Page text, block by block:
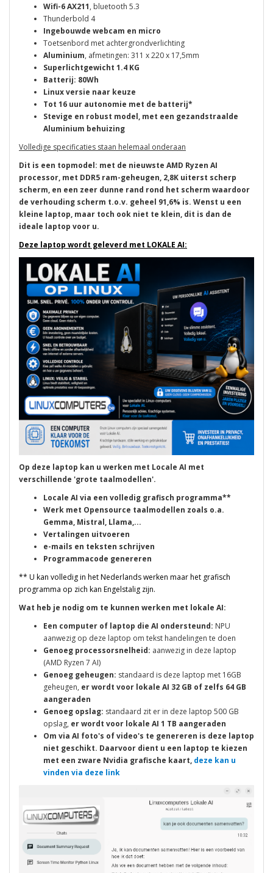
Wifi-6 AX211, bluetooth 5.3
Thunderbold 4
Ingebouwde webcam en micro
Toetsenbord met achtergrondverlichting
Aluminium, afmetingen: 311 x 220 x 17,5mm
Superlichtgewicht 1.4 KG
Batterij: 80Wh
Linux versie naar keuze
Tot 16 uur autonomie met de batterij*
Stevige en robust model, met een gezandstraalde
Aluminium behuizing
Volledige specificaties staan helemaal onderaan
Dit is een topmodel: met de nieuwste AMD Ryzen AI
processor, met DDR5 ram-geheugen, 2,8K uiterst scherp
scherm, en een zeer dunne rand rond het scherm waardoor
de verhouding scherm t.o.v. geheel 91,6% is. Wenst u een
kleine laptop, maar toch ook niet te klein, dit is dan de
ideale laptop voor u.
Deze laptop wordt geleverd met LOKALE AI:
Op deze laptop kan u werken met Locale AI met
verschillende 'grote taalmodellen'.
Locale AI via een volledig grafisch programma**
Werk met Opensource taalmodellen zoals o.a.
Gemma, Mistral, Llama,...
Vertalingen uitvoeren
e-mails en teksten schrijven
Programmacode genereren
** U kan volledig in het Nederlands werken maar het grafisch
programma op zich kan Engelstalig zijn.
Wat heb je nodig om te kunnen werken met lokale AI:
Een computer of laptop die AI ondersteund: NPU
aanwezig op deze laptop om tekst handelingen te doen
Genoeg processorsnelheid: aanwezig in deze laptop
(AMD Ryzen 7 AI)
Genoeg geheugen: standaard is deze laptop met 16GB
geheugen, er wordt voor lokale AI 32 GB of zelfs 64 GB
aangeraden
Genoeg opslag: standaard zit er in deze laptop 500 GB
opslag, er wordt voor lokale AI 1 TB aangeraden
Om via AI foto's of video's te genereren is deze laptop
niet geschikt. Daarvoor dient u een laptop te kiezen
met een zware Nvidia grafische kaart, deze kan u
vinden via deze link